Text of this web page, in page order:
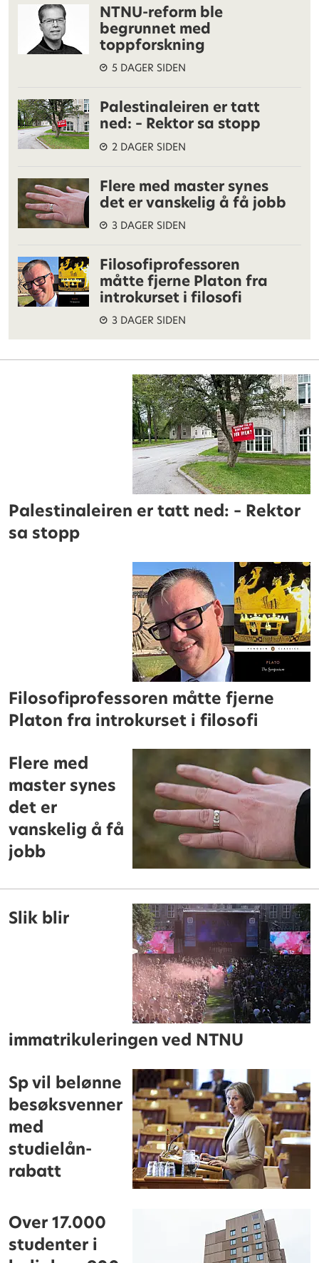
NTNU-reform ble
begrunnet med
toppforskning
5 DAGER SIDEN
Palestinaleiren er tatt
ned: – Rektor sa stopp
2 DAGER SIDEN
Flere med master synes
det er vanskelig å få jobb
3 DAGER SIDEN
Filosofiprofessoren
måtte fjerne Platon fra
introkurset i filosofi
3 DAGER SIDEN
Palestinaleiren er tatt ned: – Rektor
sa stopp
Filosofiprofessoren måtte fjerne
Platon fra introkurset i filosofi
Flere med
master synes
det er
vanskelig å få
jobb
Slik blir
immatrikuleringen ved NTNU
Sp vil belønne
besøksvenner
med
studielån-
rabatt
Over 17.000
studenter i